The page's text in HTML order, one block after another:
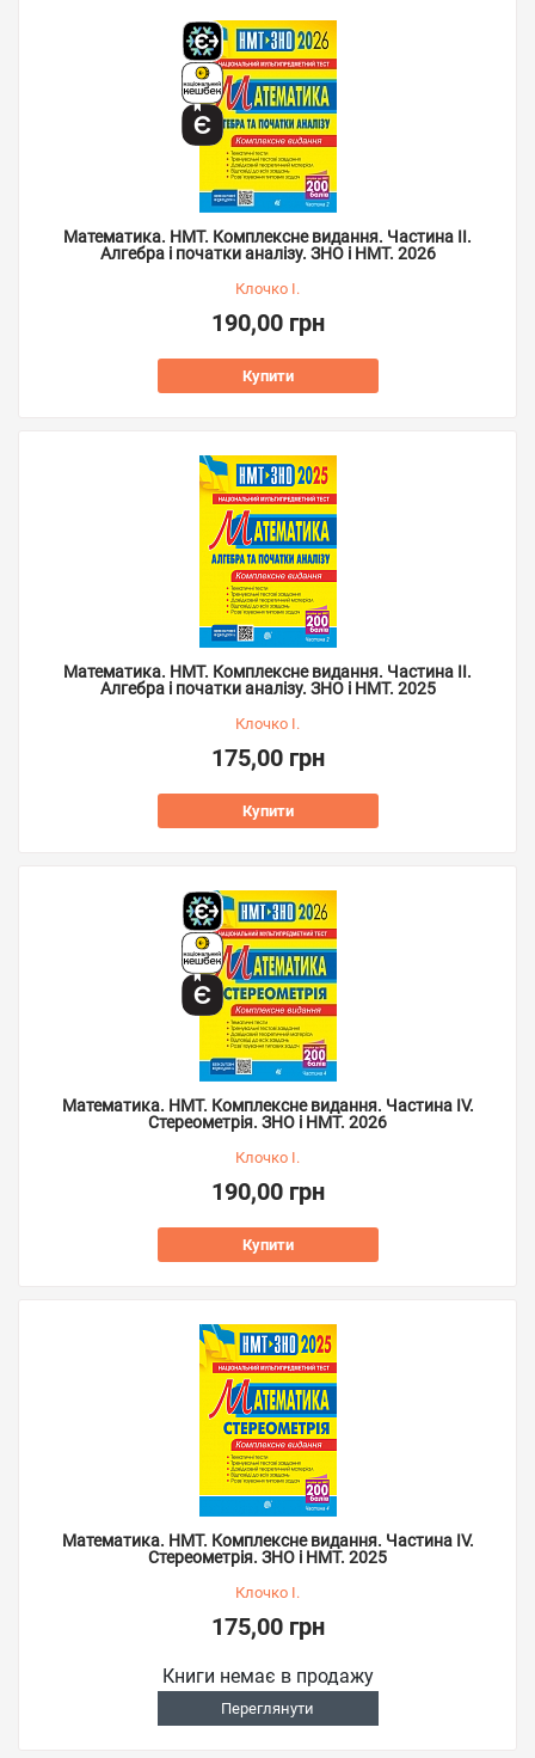
Математика. НМТ. Комплексне видання. Частина ІІ.
Алгебра і початки аналізу. ЗНО і НМТ. 2026
Клочко І.
190,00 грн
Купити
Математика. НМТ. Комплексне видання. Частина ІІ.
Алгебра і початки аналізу. ЗНО і НМТ. 2025
Клочко І.
175,00 грн
Купити
Математика. НМТ. Комплексне видання. Частина ІV.
Стереометрія. ЗНО і НМТ. 2026
Клочко І.
190,00 грн
Купити
Математика. НМТ. Комплексне видання. Частина ІV.
Стереометрія. ЗНО і НМТ. 2025
Клочко І.
175,00 грн
Книги немає в продажу
Переглянути